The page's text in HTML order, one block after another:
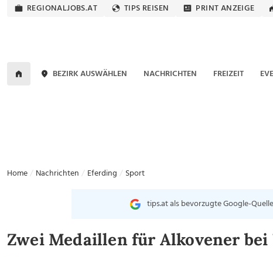
REGIONALJOBS.AT TIPS REISEN PRINT ANZEIGE
BEZIRK AUSWÄHLEN NACHRICHTEN FREIZEIT
Home Nachrichten Eferding Sport
tips.at als bevorzugte Google-
Zwei Medaillen für Alkovener